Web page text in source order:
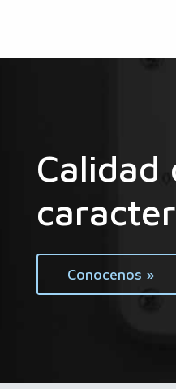
Calidad
Conocenos »